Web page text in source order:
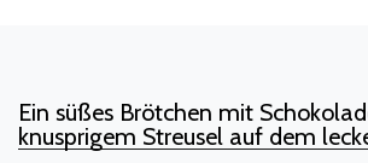
Ein süßes Brötchen mit
knusprigem Streusel auf dem